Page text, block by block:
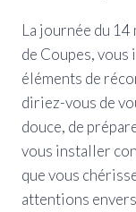
La journée du 14
de Coupes,
éléments de
diriez-vous de
douce, de
vous installer
que vous
attentions